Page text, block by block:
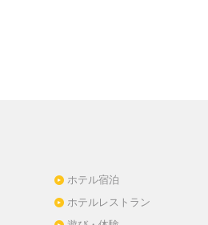
ホテル宿泊
ホテルレストラン